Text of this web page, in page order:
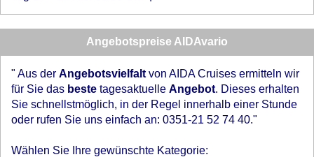
Angebotspreise AIDAvario
" Aus der Angebotsvielfalt von AIDA Cruises ermitteln wir
für Sie das beste tagesaktuelle Angebot. Dieses erhalten
Sie schnellstmöglich, in der Regel innerhalb einer Stunde
oder rufen Sie uns einfach an: 0351-21 52 74 40."
Wählen Sie Ihre gewünschte Kategorie: